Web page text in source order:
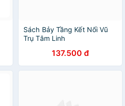
Sách Bảy Tầng Kết Nối Vũ
Trụ Tâm Linh
137.500 đ